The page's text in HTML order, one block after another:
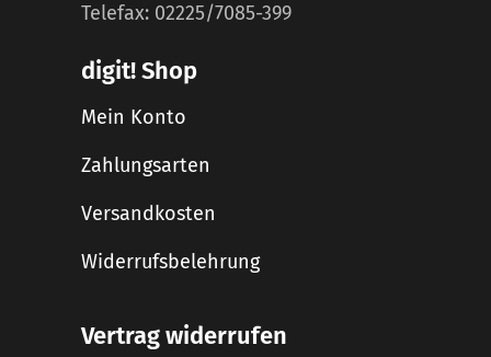
Telefax: 02225/7085-399
digit! Shop
Mein Konto
Zahlungsarten
Versandkosten
Widerrufsbelehrung
Vertrag widerrufen